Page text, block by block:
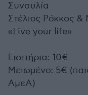
Συναυλία
Στέλιος Ρόκκος
«Live your life»
Εισιτήρια: 10€
Μειωμένο: 5€
ΑμεΑ)